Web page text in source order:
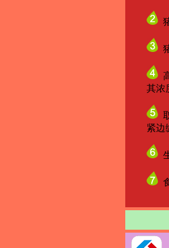
其浓度
紧边缘